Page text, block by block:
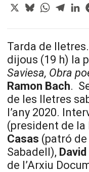
X BlueskyWhatsApp
Tarda de lletres.
dijous (19 h) la
Saviesa, Obra
Ramon Bach.
de les lletres
l’any 2020.
(president de la
Casas (patró
Sabadell),
de l’Arxiu